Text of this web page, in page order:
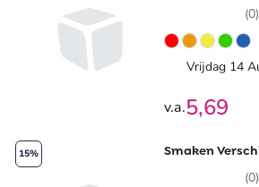
smaken - s -
wikkel
(0)
Vrijdag 14
v.a.5,69
15% Smaken
(0)